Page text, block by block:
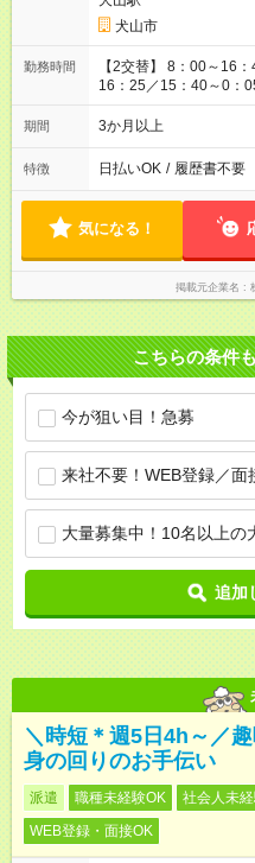
犬山市
勤務時間
【2交替】 8：00～16
16：25／15：40～0：
期間 3か月以上
特徴 日払いOK / 履歴書不要
気になる！
掲載元企業名
こちらの条件
今が狙い目！急募
来社不要！WEB登録／面
大量募集中！10名以上の
追加
＼時短＊週5日4h～／
身の回りのお手伝い
派遣 職種未経験OK 社会人未
WEB登録・面接OK